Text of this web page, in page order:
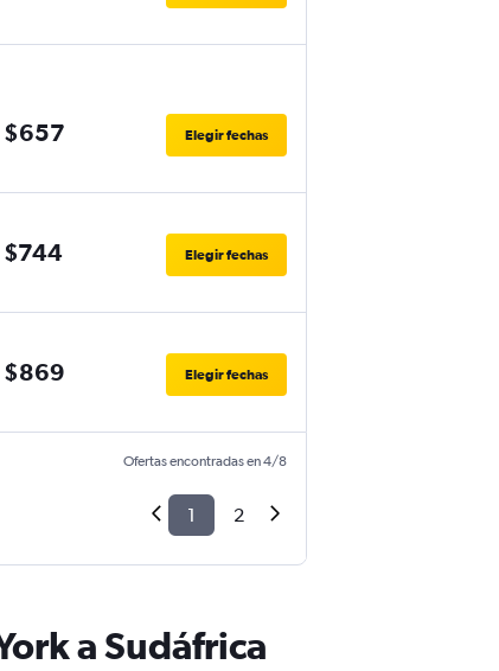
$657 Elegir fechas
$744 Elegir fechas
$869 Elegir fechas
Ofertas encontradas en 4/8
1 2
a Sudáfrica